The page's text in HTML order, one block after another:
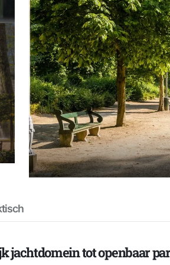
jachtdomein tot openbaar